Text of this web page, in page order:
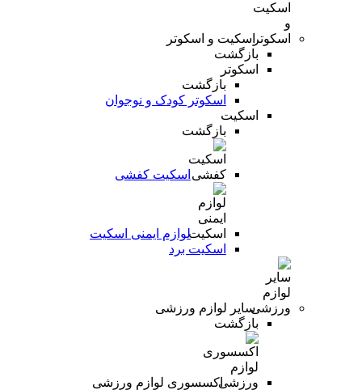
اسکیت و اسکوتر
بازگشت
اسکوتر
بازگشت
اسکوتر کودک و نوجوان
اسکیت
بازگشت
اسکیت کفشی
لوازم ایمنی اسکیت
اسکیت برد
سایر لوازم ورزشی
بازگشت
اکسسوری لوازم ورزشی